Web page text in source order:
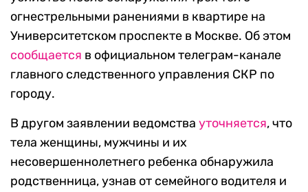
огнестрельными ранениями в квартире на
Университетском проспекте в Москве. Об этом
сообщается в официальном телеграм-канале
главного следственного управления СКР по
городу.
В другом заявлении ведомства уточняется, что
тела женщины, мужчины и их
несовершеннолетнего ребенка обнаружила
родственница, узнав от семейного водителя и